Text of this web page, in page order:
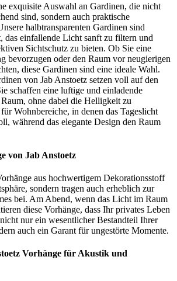
exquisite Auswahl an Gardinen, die nicht
sind, sondern auch praktische
halbtransparenten Gardinen sind
das einfallende Licht sanft zu filtern und
Sichtschutz zu bieten. Ob Sie eine
bevorzugen oder den Raum vor neugierigen
diese Gardinen sind eine ideale Wahl.
von Jab Anstoetz setzen voll auf den
schaffen eine luftige und einladende
ohne dabei die Helligkeit zu
Wohnbereiche, in denen das Tageslicht
während das elegante Design den Raum
von Jab Anstoetz
aus hochwertigem Dekorationsstoff
sondern tragen auch erheblich zur
bei. Am Abend, wenn das Licht im Raum
diese Vorhänge, dass Ihr privates Leben
nur ein wesentlicher Bestandteil Ihrer
auch ein Garant für ungestörte Momente.
Vorhänge für Akustik und